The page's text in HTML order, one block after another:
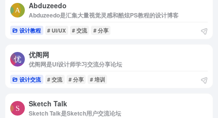
Abduzeedo
Abduzeedo是汇集大量视觉灵感和酷炫PS教程的设计博客
设计教程 # UI/UX # 交流 # 分享
优阁网
优阁网是UI设计师学习交流分享论坛
设计交流 # 交流 # 分享 # 培训
Sketch Talk
Sketch Talk是Sketch用户交流论坛